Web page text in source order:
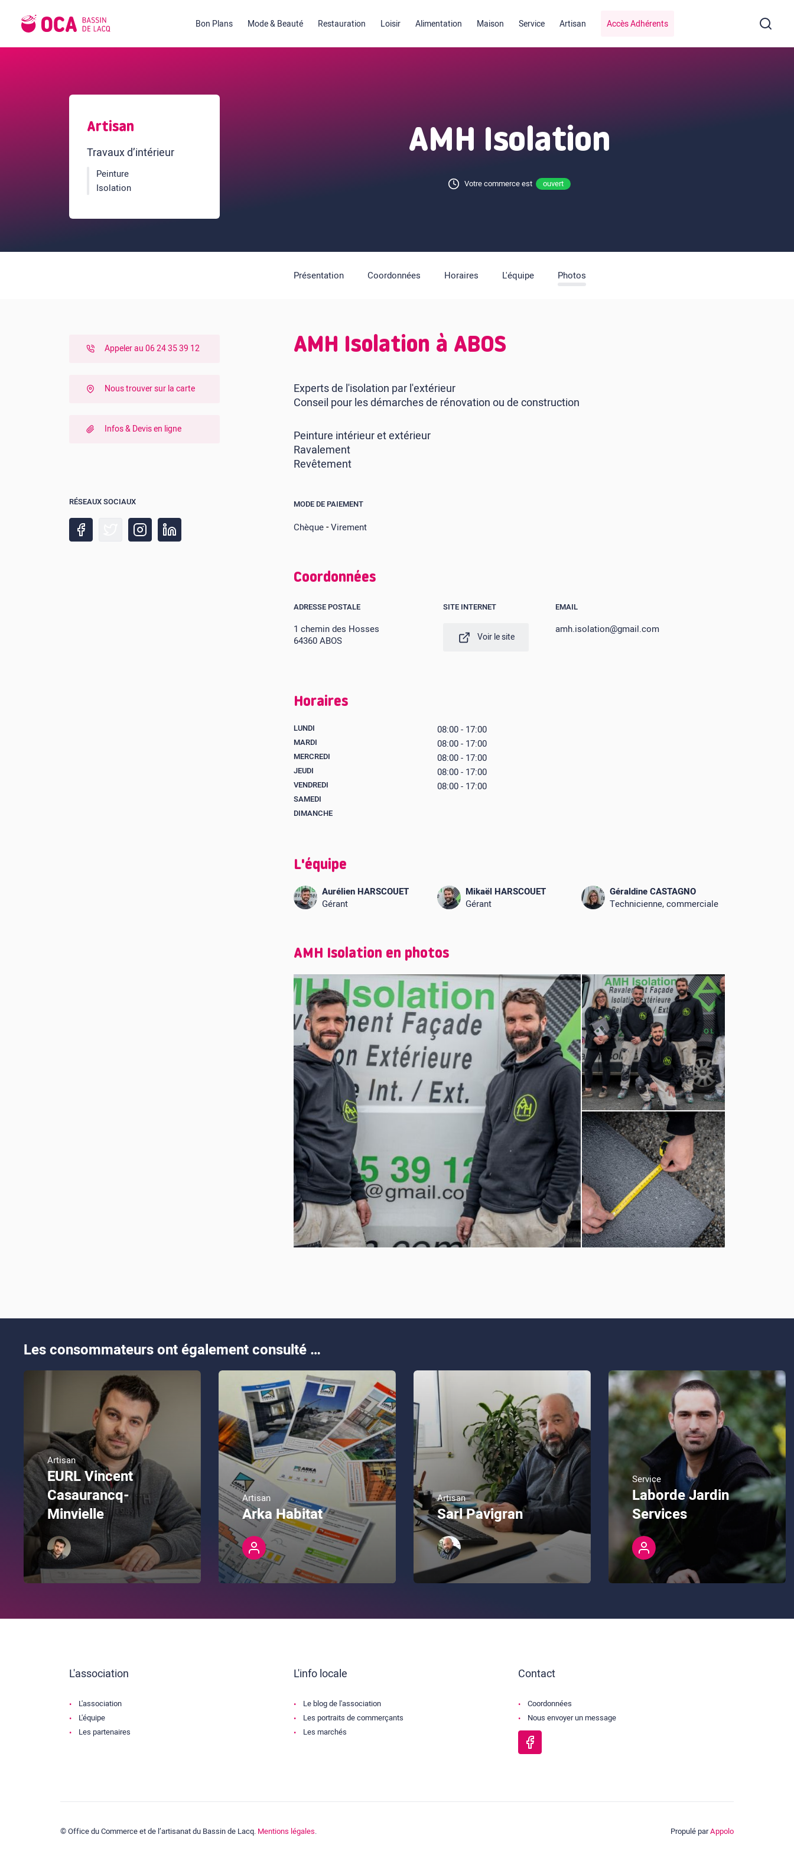
Bon Plans Mode & Beauté Restauration Loisir Alimentation Maison Service Artisan Accès Adhérents
Artisan
Travaux d’intérieur
Peinture
Isolation
AMH Isolation
Votre commerce est ouvert
Présentation Coordonnées Horaires L'équipe Photos
Appeler au 06 24 35 39 12
Nous trouver sur la carte
Infos & Devis en ligne
RÉSEAUX SOCIAUX
AMH Isolation à ABOS
Experts de l'isolation par l'extérieur
Conseil pour les démarches de rénovation ou de construction
Peinture intérieur et extérieur
Ravalement
Revêtement
MODE DE PAIEMENT
Chèque-Virement
Coordonnées
ADRESSE POSTALE
1 chemin des Hosses
64360 ABOS
SITE INTERNET
Voir le site
EMAIL
amh.isolation@gmail.com
Horaires
LUNDI 08:00 - 17:00
MARDI 08:00 - 17:00
MERCREDI 08:00 - 17:00
JEUDI 08:00 - 17:00
VENDREDI 08:00 - 17:00
SAMEDI
DIMANCHE
L'équipe
Aurélien HARSCOUET
Gérant
Mikaël HARSCOUET
Gérant
Géraldine CASTAGNO
Technicienne, commerciale
AMH Isolation en photos
Les consommateurs ont également consulté …
Artisan
EURL Vincent
Casaurancq-
Minvielle
Artisan
Arka Habitat
Artisan
Sarl Pavigran
Service
Laborde Jardin
Services
L'association
L'association
L'équipe
Les partenaires
L'info locale
Le blog de l'association
Les portraits de commerçants
Les marchés
Contact
Coordonnées
Nous envoyer un message
© Office du Commerce et de l’artisanat du Bassin de Lacq. Mentions légales. Propulé parAppolo